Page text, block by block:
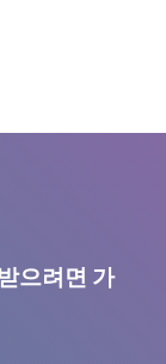
으려면 가